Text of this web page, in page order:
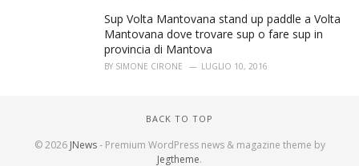
Sup Volta Mantovana stand up paddle a Volta
Mantovana dove trovare sup o fare sup in
provincia di Mantova
BY SIMONE CIRONE LUGLIO 10, 2016
BACK TO TOP
© 2026 JNews- Premium WordPress news & magazine theme by
Jegtheme.